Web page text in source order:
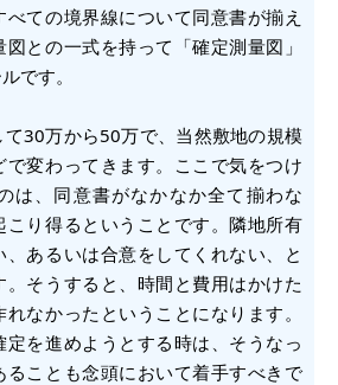
ての境界線について同意書が揃え
との一式を持って「確定測量図」
です。
30万から50万で、当然敷地の規模
変わってきます。ここで気をつけ
は、同意書がなかなか全て揃わな
こり得るということです。隣地所有
あるいは合意をしてくれない、と
。そうすると、時間と費用はかけた
なかったということになります。
定を進めようとする時は、そうなっ
ることも念頭において着手すべきで